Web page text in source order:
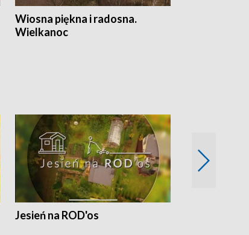
Wiosna piękna i radosna.
Wielkanoc
Jesień na ROD'os